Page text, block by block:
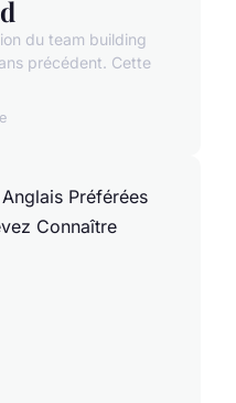
du team building
précédent. Cette